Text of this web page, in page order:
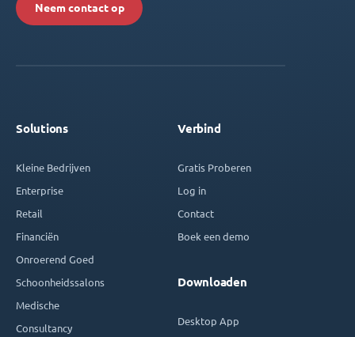
Neem contact op
Solutions
Kleine Bedrijven
Enterprise
Retail
Financiën
Onroerend Goed
Schoonheidssalons
Medische
Consultancy
Verbind
Gratis Proberen
Log in
Contact
Boek een demo
Downloaden
Desktop App